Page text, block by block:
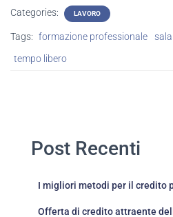
Categories: LAVORO
Tags: formazione professionale
tempo libero
Post Recenti
I migliori metodi per il credito
Offerta di credito attraente